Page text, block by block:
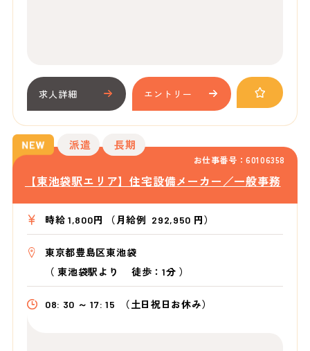
求人詳細 エントリー
お仕事番号：60106358
派遣 長期
【東池袋駅エリア】住宅設備メーカー／一般事務
時給 1,800円 （月給例 292,950 円）
東京都豊島区東池袋
（東池袋駅より 徒歩：1分 ）
08: 30 ～ 17: 15 （土日祝日お休み）